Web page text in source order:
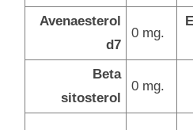
Avenaesterol
d7
0 mg.
Beta
sitosterol
0 mg.